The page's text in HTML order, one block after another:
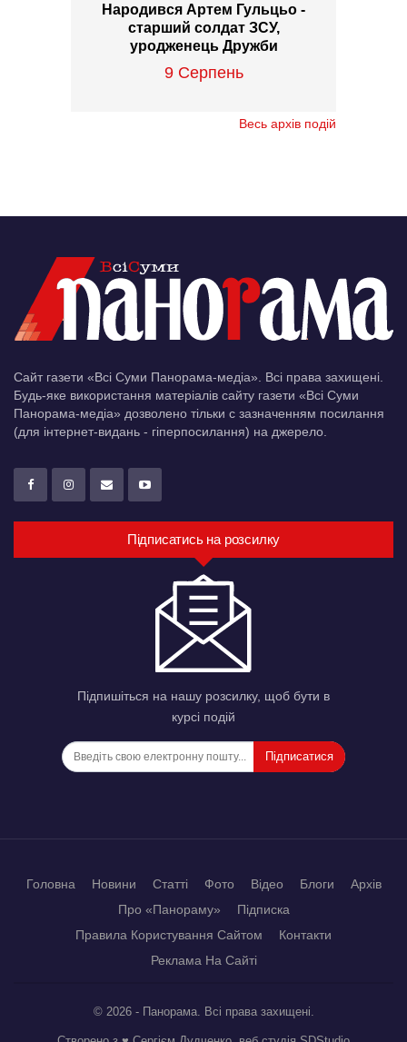
Народився Артем Гульцьо -
старший солдат ЗСУ,
уродженець Дружби
9 Серпень
Весь архів подій
Сайт газети «Всі Суми Панорама-медіа». Всі права захищені.
Будь-яке використання матеріалів сайту газети «Всі Суми
Панорама-медіа» дозволено тільки c зазначенням посилання
(для інтернет-видань - гіперпосилання) на джерело.
Підписатись на розсилку
Підпишіться на нашу розсилку, щоб бути в
курсі подій
Підписатися
Головна Новини Статті Фото Відео Блоги
Архів
Про «Панораму»
Підписка
Правила Користування Сайтом
Контакти
Реклама На Сайті
© 2026 - Панорама. Всі права захищені.